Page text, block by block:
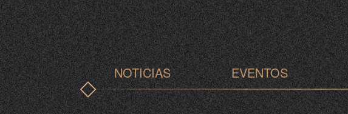
NOTICIAS EVENTOS